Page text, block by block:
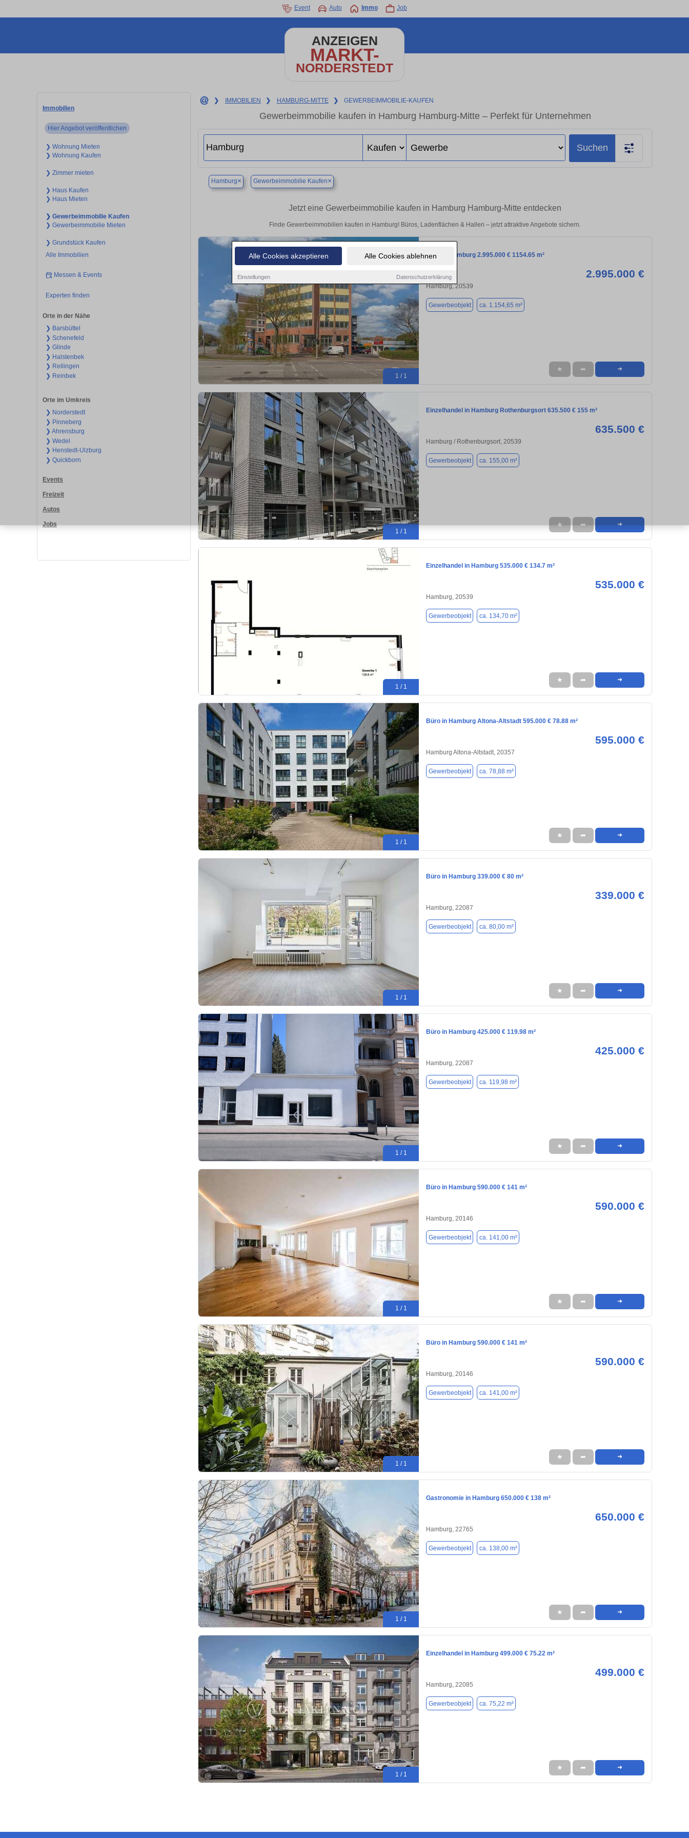
Alle Cookies akzeptieren Alle Cookies ablehnen
Einstellungen Datenschutzerklärung
Event Auto Immo Job
ANZEIGEN
MARKT-
NORDERSTEDT
Immobilien
Hier Angebot veröffentlichen
❯ Wohnung Mieten
❯ Wohnung Kaufen
❯ Zimmer mieten
❯ Haus Kaufen
❯ Haus Mieten
❯ Gewerbeimmobilie Kaufen
❯ Gewerbeimmobilie Mieten
❯ Grundstück Kaufen
Alle Immobilien
Messen & Events
Experten finden
Orte in der Nähe
❯ Barsbüttel
❯ Schenefeld
❯ Glinde
❯ Halstenbek
❯ Rellingen
❯ Reinbek
Orte im Umkreis
❯ Norderstedt
❯ Pinneberg
❯ Ahrensburg
❯ Wedel
❯ Henstedt-Ulzburg
❯ Quickborn
Events
Freizeit
Autos
Jobs
❯ IMMOBILIEN ❯ HAMBURG-MITTE ❯ GEWERBEIMMOBILIE-KAUFEN
Gewerbeimmobilie kaufen in Hamburg Hamburg-Mitte – Perfekt für Unternehmen
Suchen
Hamburg× Gewerbeimmobilie Kaufen×
Jetzt eine Gewerbeimmobilie kaufen in Hamburg Hamburg-Mitte entdecken
Finde Gewerbeimmobilien kaufen in Hamburg! Büros, Ladenflächen & Hallen – jetzt attraktive Angebote sichern.
1 / 1
Büro in Hamburg 2.995.000 € 1154.65 m²
2.995.000 €
Hamburg, 20539
Gewerbeobjekt ca. 1.154,65 m²
★ ➦ ➜
1 / 1
Einzelhandel in Hamburg Rothenburgsort 635.500 € 155 m²
635.500 €
Hamburg / Rothenburgsort, 20539
Gewerbeobjekt ca. 155,00 m²
★ ➦ ➜
1 / 1
Einzelhandel in Hamburg 535.000 € 134.7 m²
535.000 €
Hamburg, 20539
Gewerbeobjekt ca. 134,70 m²
★ ➦ ➜
1 / 1
Büro in Hamburg Altona-Altstadt 595.000 € 78.88 m²
595.000 €
Hamburg Altona-Altstadt, 20357
Gewerbeobjekt ca. 78,88 m²
★ ➦ ➜
1 / 1
Büro in Hamburg 339.000 € 80 m²
339.000 €
Hamburg, 22087
Gewerbeobjekt ca. 80,00 m²
★ ➦ ➜
1 / 1
Büro in Hamburg 425.000 € 119.98 m²
425.000 €
Hamburg, 22087
Gewerbeobjekt ca. 119,98 m²
★ ➦ ➜
1 / 1
Büro in Hamburg 590.000 € 141 m²
590.000 €
Hamburg, 20146
Gewerbeobjekt ca. 141,00 m²
★ ➦ ➜
1 / 1
Büro in Hamburg 590.000 € 141 m²
590.000 €
Hamburg, 20146
Gewerbeobjekt ca. 141,00 m²
★ ➦ ➜
1 / 1
Gastronomie in Hamburg 650.000 € 138 m²
650.000 €
Hamburg, 22765
Gewerbeobjekt ca. 138,00 m²
★ ➦ ➜
1 / 1
Einzelhandel in Hamburg 499.000 € 75.22 m²
499.000 €
Hamburg, 22085
Gewerbeobjekt ca. 75,22 m²
★ ➦ ➜